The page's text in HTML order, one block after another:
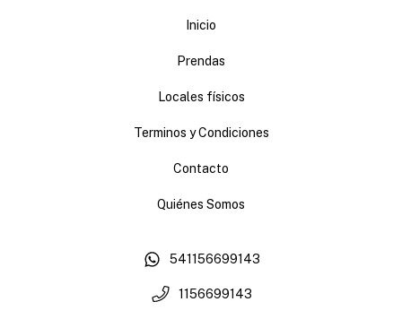
Inicio
Prendas
Locales físicos
Terminos y Condiciones
Contacto
Quiénes Somos
541156699143
1156699143